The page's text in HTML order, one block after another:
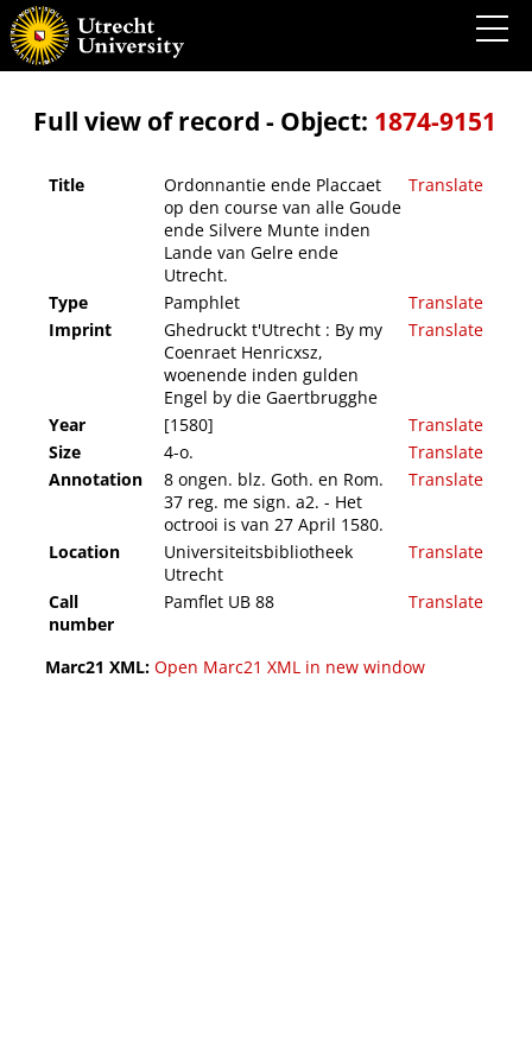
Ordonnantie ende Placcaet op den course van alle Goude ende Silvere Munte inden
Lande van Gelre ende Utrecht.
Full view of record - Object: 1874-9151
Title
Ordonnantie ende Placcaet
op den course van alle Goude
ende Silvere Munte inden
Lande van Gelre ende
Utrecht.
Translate
Type Pamphlet
Translate
Imprint
Ghedruckt t'Utrecht : By my
Coenraet Henricxsz,
woenende inden gulden
Engel by die Gaertbrugghe
Translate
Year [1580]
Translate
Size
4-o.
Translate
Annotation
8 ongen. blz. Goth. en Rom.
37 reg. me sign. a2. - Het
octrooi is van 27 April 1580.
Translate
Location
Universiteitsbibliotheek
Utrecht
Translate
Call
number
Pamflet UB 88 Translate
Marc21 XML: Open Marc21 XML in new window